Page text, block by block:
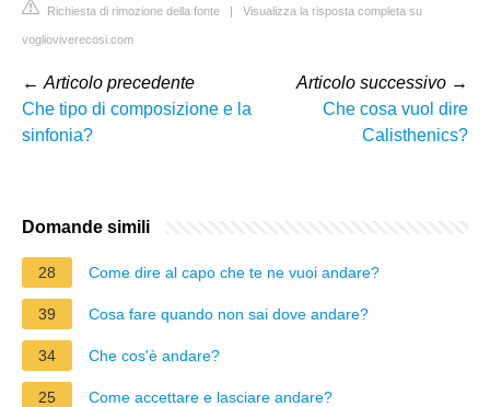
Richiesta di rimozione della fonte | Visualizza la risposta completa su
voglioviverecosi.com
← Articolo precedente
Che tipo di composizione e la
sinfonia?
Articolo successivo →
Che cosa vuol dire
Calisthenics?
Domande simili
28 Come dire al capo che te ne vuoi andare?
39 Cosa fare quando non sai dove andare?
34 Che cos'è andare?
25 Come accettare e lasciare andare?